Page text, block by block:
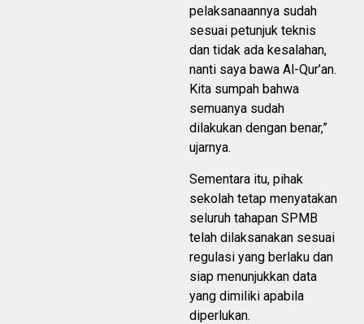
pelaksanaannya sudah
sesuai petunjuk teknis
dan tidak ada kesalahan,
nanti saya bawa Al-Qur’an.
Kita sumpah bahwa
semuanya sudah
dilakukan dengan benar,”
ujarnya.
Sementara itu, pihak
sekolah tetap menyatakan
seluruh tahapan SPMB
telah dilaksanakan sesuai
regulasi yang berlaku dan
siap menunjukkan data
yang dimiliki apabila
diperlukan.